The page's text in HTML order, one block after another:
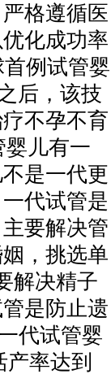
格遵循医
化成功率
例试管婴
后，该技
不孕不育
婴儿有一
是一代更
代试管是
要解决管
，挑选单
解决精子
是防止遗
代试管婴
率达到